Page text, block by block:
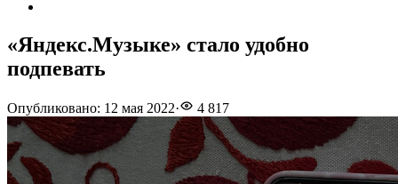
«Яндекс.Музыке» стало удобно
подпевать
Опубликовано: 12 мая 2022· 4 817